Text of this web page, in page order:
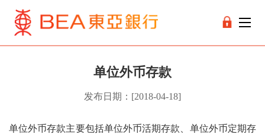
单位外币存款
发布日期：[2018-04-18]
单位外币存款主要包括单位外币活期存款、单位外币定期存